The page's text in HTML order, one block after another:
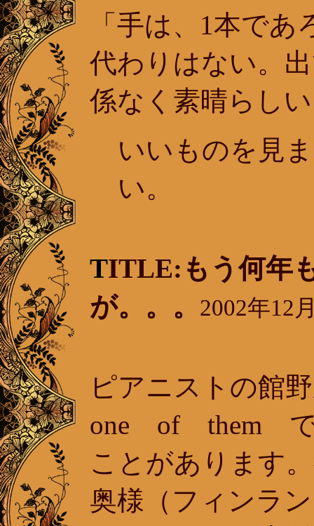
「手は、1本で
代わりはない。
係なく素晴らし
いいものを見
い。
TITLE:もう何年
が。。。
2002年12
ピアニストの館
one of them で
ことがあります
奥様（フィンラ